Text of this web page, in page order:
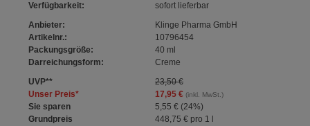
Verfügbarkeit:
sofort lieferbar
Anbieter:
Klinge Pharma GmbH
Artikelnr.:
10796454
Packungsgröße:
40 ml
Darreichungsform:
Creme
UVP**
23,50 €
Unser Preis* 17,95 €(inkl. MwSt.)
Sie sparen 5,55 € (24%)
Grundpreis
448,75 €pro 1 l